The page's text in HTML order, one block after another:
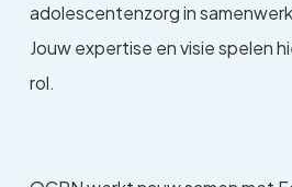
adolescentenzorg in
Jouw expertise en visie spelen
rol.